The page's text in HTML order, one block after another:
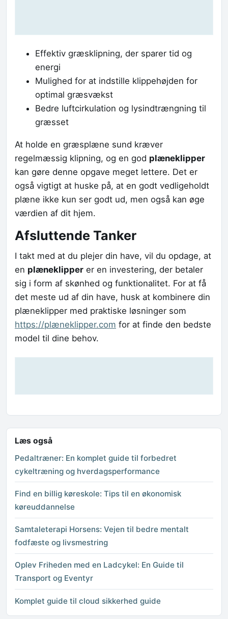
Effektiv græsklipning, der sparer tid og
energi
Mulighed for at indstille klippehøjden for
optimal græsvækst
Bedre luftcirkulation og lysindtrængning til
græsset
At holde en græsplæne sund kræver
regelmæssig klipning, og en god plæneklipper
kan gøre denne opgave meget lettere. Det er
også vigtigt at huske på, at en godt vedligeholdt
plæne ikke kun ser godt ud, men også kan øge
værdien af dit hjem.
Afsluttende Tanker
I takt med at du plejer din have, vil du opdage, at
en plæneklipper er en investering, der betaler
sig i form af skønhed og funktionalitet. For at få
det meste ud af din have, husk at kombinere din
plæneklipper med praktiske løsninger som
https://plæneklipper.com for at finde den bedste
model til dine behov.
Læs også
Pedaltræner: En komplet guide til forbedret
cykeltræning og hverdagsperformance
Find en billig køreskole: Tips til en økonomisk
køreuddannelse
Samtaleterapi Horsens: Vejen til bedre mentalt
fodfæste og livsmestring
Oplev Friheden med en Ladcykel: En Guide til
Transport og Eventyr
Komplet guide til cloud sikkerhed guide